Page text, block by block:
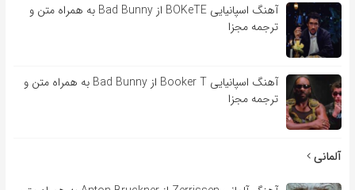
آهنگ اسپانیایی BOKeTE از Bad Bunny به همراه متن و
ترجمه مجزا
آهنگ اسپانیایی Booker T از Bad Bunny به همراه متن و
ترجمه مجزا
آلمانی